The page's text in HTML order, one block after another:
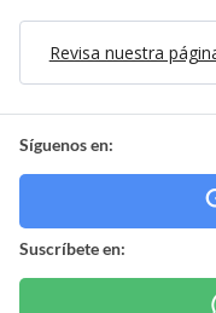
Revisa nuestra
Síguenos en:
Suscríbete en: